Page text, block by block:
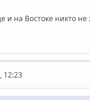
и на Востоке никто
12:23